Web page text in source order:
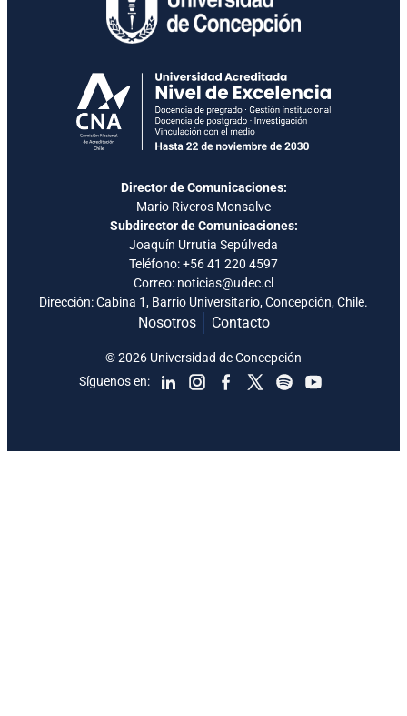
Director de Comunicaciones:
Mario Riveros Monsalve
Subdirector de Comunicaciones:
Joaquín Urrutia Sepúlveda
Teléfono:+56 41 220 4597
Correo: noticias@udec.cl
Dirección: Cabina 1, Barrio Universitario, Concepción, Chile.
Nosotros Contacto
Síguenos en:
© 2026 Universidad de Concepción